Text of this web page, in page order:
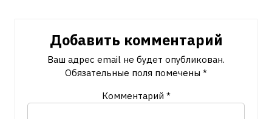
Добавить комментарий
Ваш адрес email не будет опубликован.
Обязательные поля помечены *
Комментарий *